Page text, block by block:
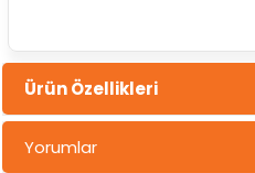
Ürün Özellikleri
Yorumlar